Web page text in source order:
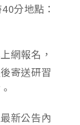
分地點：
網報名，
寄送研習
新公告內